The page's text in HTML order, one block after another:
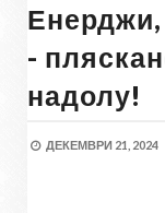
Енерджи,
-
надолу!
ДЕКЕМВРИ 21, 2024